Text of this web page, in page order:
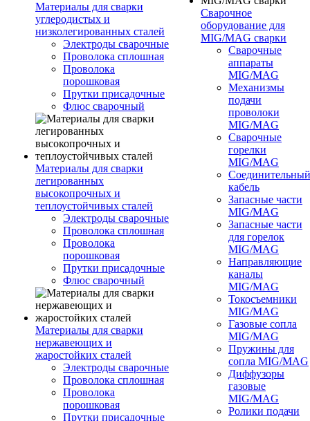
Материалы для сварки
углеродистых и
низколегированных сталей
Электроды сварочные
Проволока сплошная
Проволока
порошковая
Прутки присадочные
Флюс сварочный
Материалы для сварки
легированных
высокопрочных и
теплоустойчивых сталей
Электроды сварочные
Проволока сплошная
Проволока
порошковая
Прутки присадочные
Флюс сварочный
Материалы для сварки
нержавеющих и
жаростойких сталей
Электроды сварочные
Проволока сплошная
Проволока
порошковая
Прутки присадочные
Сварочное
оборудование для
MIG/MAG сварки
Сварочные
аппараты
MIG/MAG
Механизмы
подачи
проволоки
MIG/MAG
Сварочные
горелки
MIG/MAG
Соединительный
кабель
Запасные части
MIG/MAG
Запасные части
для горелок
MIG/MAG
Направляющие
каналы
MIG/MAG
Токосъемники
MIG/MAG
Газовые сопла
MIG/MAG
Пружины для
сопла MIG/MAG
Диффузоры
газовые
MIG/MAG
Ролики подачи